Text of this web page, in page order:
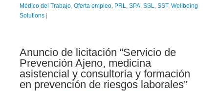
Médico del Trabajo Oferta empleo PRL SPA SSL SST, Wellbeing
Solutions |
Anuncio de licitación “Servicio de
Prevención Ajeno, medicina
asistencial y consultoría y formación
en prevención de riesgos laborales”